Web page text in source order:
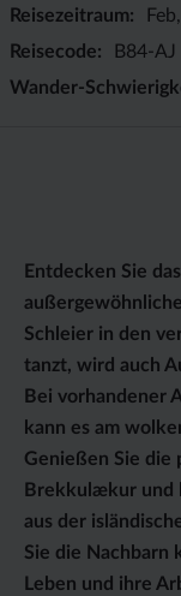
Reisezeitraum
Reisecode
B84-AJ
Wander-
Entdecken Sie
Schleier in den
tanzt, wird auch
Bei vorhandener
kann es am
Genießen Sie die
Brekkulækur und
aus der
Sie die Nachbarn
Leben und ihre